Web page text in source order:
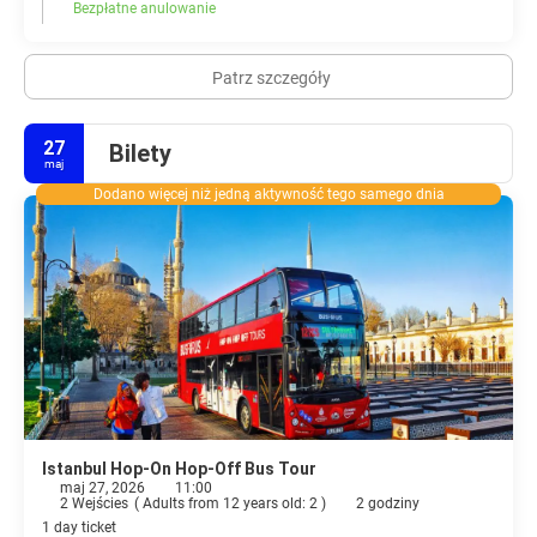
Bezpłatne anulowanie
Patrz szczegóły
27
maj Bilety
Dodano więcej niż jedną aktywność tego samego dnia
Istanbul Hop-On Hop-Off Bus Tour
maj 27, 2026
11:00
2 Wejścies ( Adults from 12 years old: 2 )
2 godziny
1 day ticket